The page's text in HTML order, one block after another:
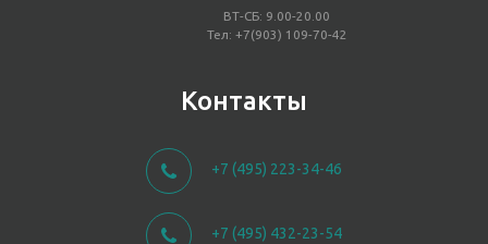
ВТ-СБ: 9.00-20.00
Тел: +7(903) 109-70-42
Контакты
+7 (495) 223-34-46
+7 (495) 432-23-54